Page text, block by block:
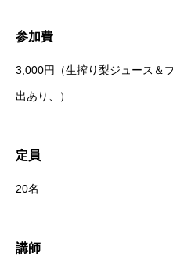
参加費
3,000円（生搾り梨ジュース＆
出あり、）
定員
20名
講師